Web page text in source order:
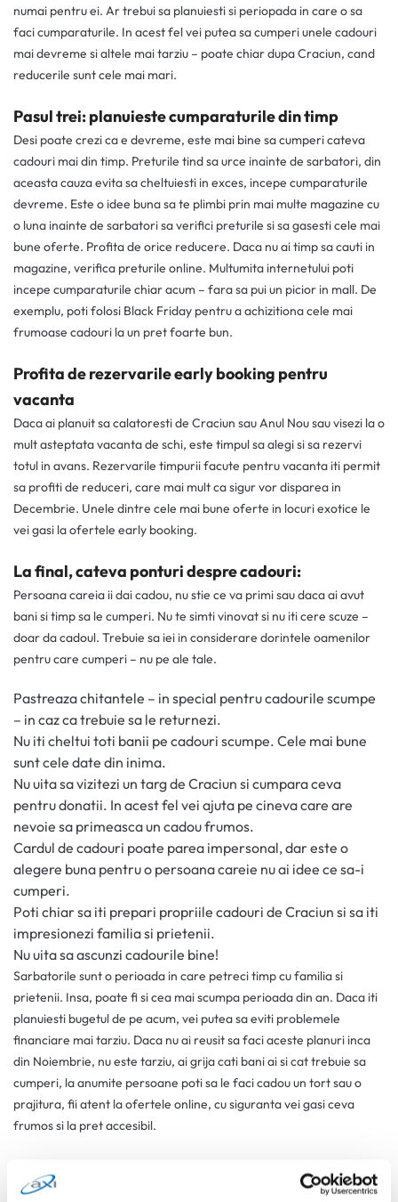
numai pentru ei. Ar trebui sa planuiesti si periopada in care o sa
faci cumparaturile. In acest fel vei putea sa cumperi unele cadouri
mai devreme si altele mai tarziu – poate chiar dupa Craciun, cand
reducerile sunt cele mai mari.
Pasul trei: planuieste cumparaturile din timp
Desi poate crezi ca e devreme, este mai bine sa cumperi cateva
cadouri mai din timp. Preturile tind sa urce inainte de sarbatori, din
aceasta cauza evita sa cheltuiesti in exces, incepe cumparaturile
devreme. Este o idee buna sa te plimbi prin mai multe magazine cu
o luna inainte de sarbatori sa verifici preturile si sa gasesti cele mai
bune oferte. Profita de orice reducere. Daca nu ai timp sa cauti in
magazine, verifica preturile online. Multumita internetului poti
incepe cumparaturile chiar acum – fara sa pui un picior in mall. De
exemplu, poti folosi Black Friday pentru a achizitiona cele mai
frumoase cadouri la un pret foarte bun.
Profita de rezervarile early booking pentru
vacanta
Daca ai planuit sa calatoresti de Craciun sau Anul Nou sau visezi la o
mult asteptata vacanta de schi, este timpul sa alegi si sa rezervi
totul in avans. Rezervarile timpurii facute pentru vacanta iti permit
sa profiti de reduceri, care mai mult ca sigur vor disparea in
Decembrie. Unele dintre cele mai bune oferte in locuri exotice le
vei gasi la ofertele early booking.
La final, cateva ponturi despre cadouri:
Persoana careia ii dai cadou, nu stie ce va primi sau daca ai avut
bani si timp sa le cumperi. Nu te simti vinovat si nu iti cere scuze –
doar da cadoul. Trebuie sa iei in considerare dorintele oamenilor
pentru care cumperi – nu pe ale tale.
Pastreaza chitantele – in special pentru cadourile scumpe
– in caz ca trebuie sa le returnezi.
Nu iti cheltui toti banii pe cadouri scumpe. Cele mai bune
sunt cele date din inima.
Nu uita sa vizitezi un targ de Craciun si cumpara ceva
pentru donatii. In acest fel vei ajuta pe cineva care are
nevoie sa primeasca un cadou frumos.
Cardul de cadouri poate parea impersonal, dar este o
alegere buna pentru o persoana careie nu ai idee ce sa-i
cumperi.
Poti chiar sa iti prepari propriile cadouri de Craciun si sa iti
impresionezi familia si prietenii.
Nu uita sa ascunzi cadourile bine!
Sarbatorile sunt o perioada in care petreci timp cu familia si
prietenii. Insa, poate fi si cea mai scumpa perioada din an. Daca iti
planuiesti bugetul de pe acum, vei putea sa eviti problemele
financiare mai tarziu. Daca nu ai reusit sa faci aceste planuri inca
din Noiembrie, nu este tarziu, ai grija cati bani ai si cat trebuie sa
cumperi, la anumite persoane poti sa le faci cadou un tort sau o
prajitura, fii atent la ofertele online, cu siguranta vei gasi ceva
frumos si la pret accesibil.